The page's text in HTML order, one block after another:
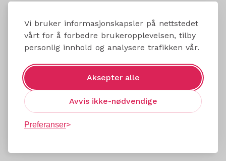
Vi bruker informasjonskapsler på nettstedet
vårt for å forbedre brukeropplevelsen, tilby
personlig innhold og analysere trafikken vår.
Aksepter alle
Avvis ikke-nødvendige
Preferanser